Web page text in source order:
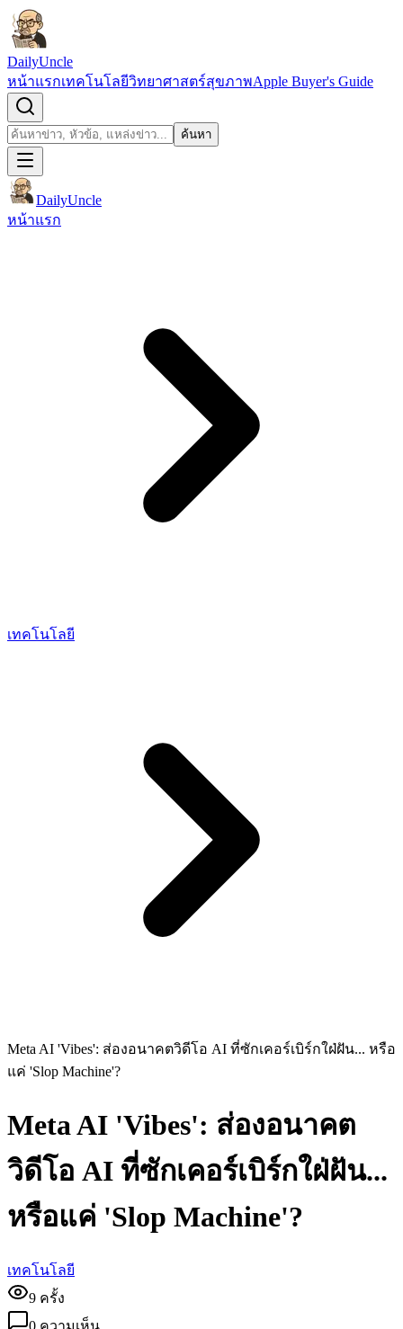
ข้ามไปยังเนื้อหา
DailyUncle
หน้าแรกเทคโนโลยีวิทยาศาสตร์สุขภาพApple Buyer's Guide
ค้นหา ค้นหา
DailyUncle
หน้าแรก
เทคโนโลยี
Meta AI 'Vibes': ส่องอนาคตวิดีโอ AI ที่ซักเคอร์เบิร์กใฝ่ฝัน... หรือ
แค่ 'Slop Machine'?
Meta AI 'Vibes': ส่องอนาคต
วิดีโอ AI ที่ซักเคอร์เบิร์กใฝ่ฝัน...
หรือแค่ 'Slop Machine'?
เทคโนโลยี
9 ครั้ง
0 ความเห็น